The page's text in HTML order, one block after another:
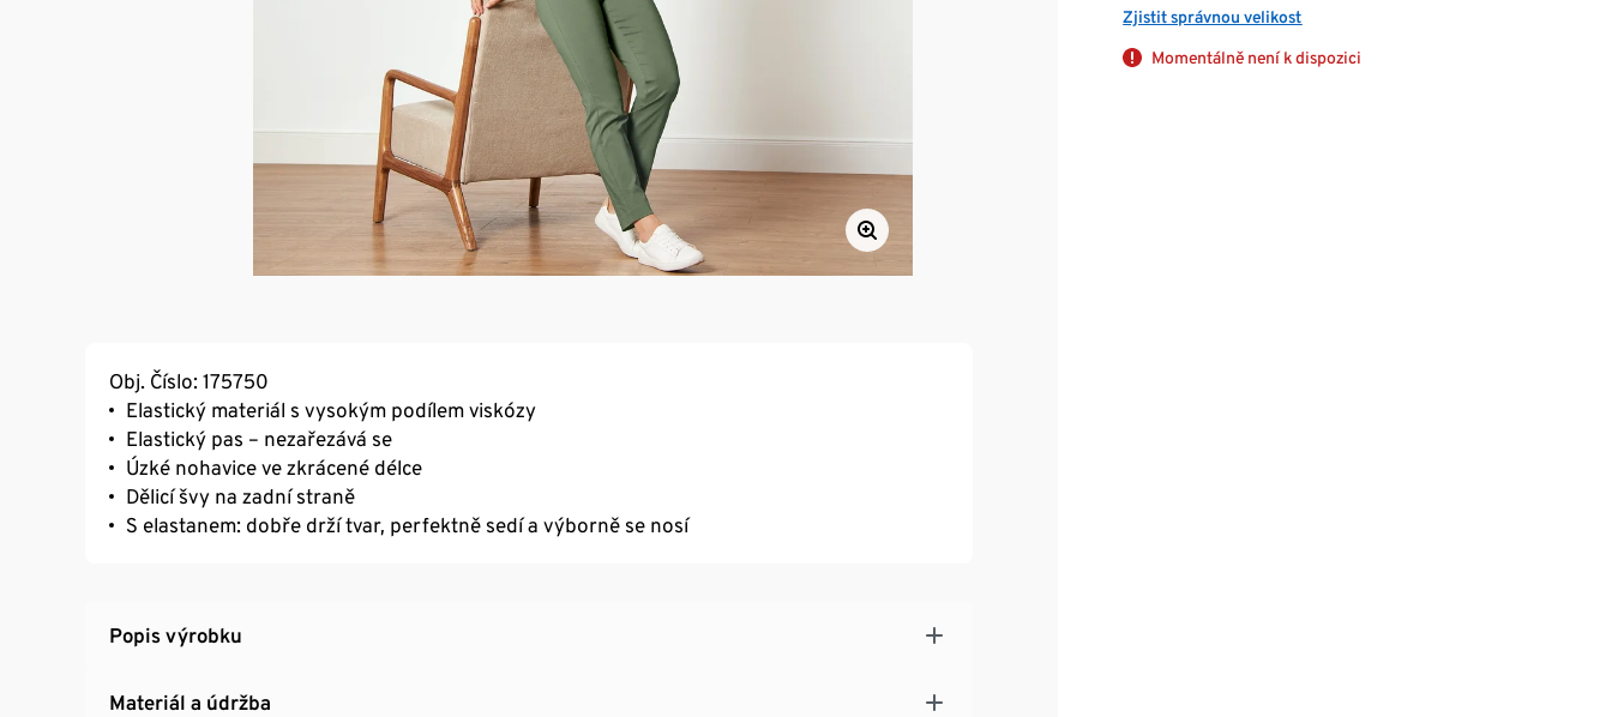
Zjistit správnou velikost
Momentálně není k dispozici
Obj. Číslo: 175750
Elastický materiál s vysokým podílem viskózy
Elastický pas – nezařezává se
Úzké nohavice ve zkrácené délce
Dělicí švy na zadní straně
S elastanem: dobře drží tvar, perfektně sedí a výborně se nosí
Popis výrobku
Materiál a údržba